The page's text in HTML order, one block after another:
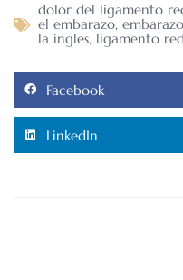
dolor del ligamento
el embarazo, embarazo
la ingles, ligamento
Facebook
LinkedIn